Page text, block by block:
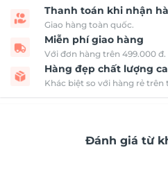
Thanh toán khi nhận
Giao hàng toàn quốc.
Miễn phí giao hàng
Với đơn hàng trên 499.000 đ.
Hàng đẹp chất lượng
Khác biệt so với hàng rẻ trên
Đánh giá từ